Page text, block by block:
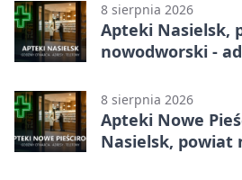
8 sierpnia 2026
Apteki Nasielsk,
nowodworski -
8 sierpnia 2026
Apteki Nowe
Nasielsk, powiat